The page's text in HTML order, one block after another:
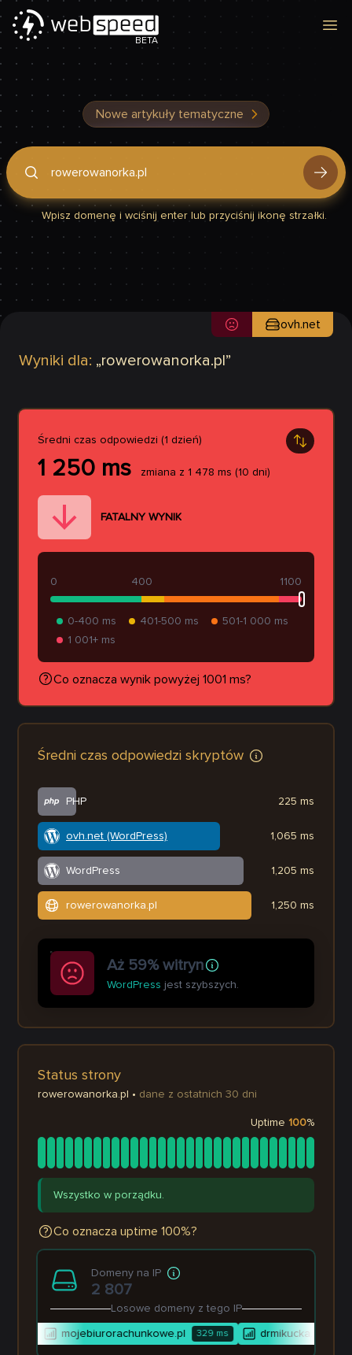
BETA
Nowe artykuły tematyczne
Podaj domenę, by sprawdzić, czy Twoja strona jest szybka
Wpisz domenę i wciśnij enter lub przyciśnij ikonę strzałki.
Wyniki dla: „rowerowanorka.pl ”
ovh.net
Średni czas odpowiedzi (1 dzień)
1 250 ms zmiana z 1 478 ms (10 dni)
FATALNY WYNIK
400
0 1100
0-400 ms 401-500 ms
501-1 000 ms
1 001+ ms
Co oznacza wynik powyżej 1001 ms?
Średni czas odpowiedzi skryptów
PHP
ovh.net (WordPress)
WordPress
rowerowanorka.pl
225 ms
1,065 ms
1,205 ms
1,250 ms
Aż 59% witryn
WordPress jest szybszych.
Status strony
rowerowanorka.pl • dane z ostatnich 30 dni
Uptime 100%
Wszystko w porządku.
Co oznacza uptime 100%?
Domeny na IP
2 807
Losowe domeny z tego IP
mojebiurorachunkowe.pl 329ms drmikucka.pl